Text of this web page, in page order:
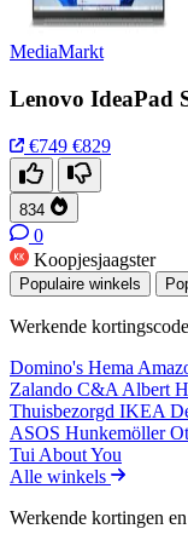
MediaMarkt
Lenovo IdeaPad
€749 €829
834
0
Koopjesjaagster
Populaire winkels
Werkende
Domino's Hema
Zalando C&A Albert
Thuisbezorgd IKEA
ASOS Hunkemöller
Tui About You
Alle winkels
Werkende kortingen